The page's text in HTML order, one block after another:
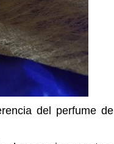
del perfume de